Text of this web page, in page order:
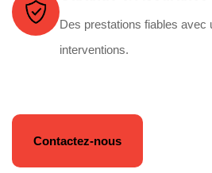
Des prestations fiables avec
interventions.
Contactez-nous